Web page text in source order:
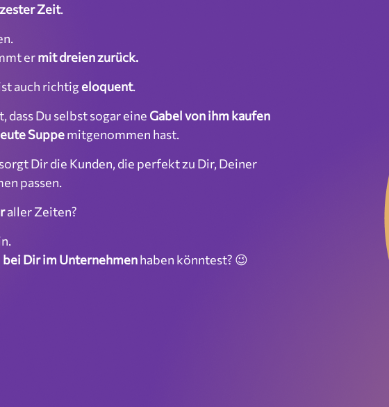
Zeit.
ermit dreien zurück.
auch richtigeloquent.
dass Du selbst sogar eine Gabel von ihm kaufen
Suppemitgenommen hast.
Dir die Kunden, die perfekt zu Dir, Deiner
passen.
aller Zeiten?
bei Dir im Unternehmenhaben könntest? 😉